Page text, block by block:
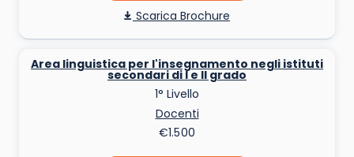
Scarica Brochure
Area linguistica per l'insegnamento negli istituti
secondari di I e II grado
1° Livello
Docenti
€1.500